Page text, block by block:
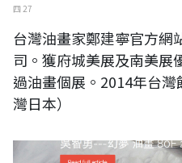
四 27
台灣油畫家鄭建寧官方網
司。獲府城美展及南美展
過油畫個展。2014年台
灣日本）